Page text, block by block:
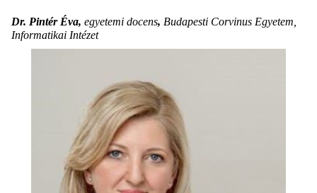
Dr. Pintér Éva, egyetemi docens, Budapesti Corvinus Egyetem,
Informatikai Intézet